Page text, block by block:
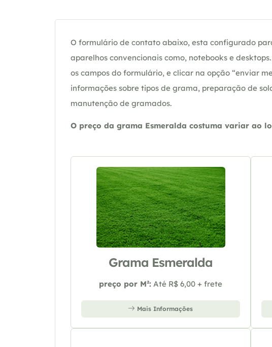
O formulário de contato abaixo, esta configurado
aparelhos convencionais como, notebooks e
os campos do formulário, e clicar na opção “enviar
informações sobre tipos de grama, preparação de
manutenção de gramados.
O preço da grama Esmeralda costuma variar ao
Grama Esmeralda
preço por M²: Até R$ 6,00 + frete
Mais Informações